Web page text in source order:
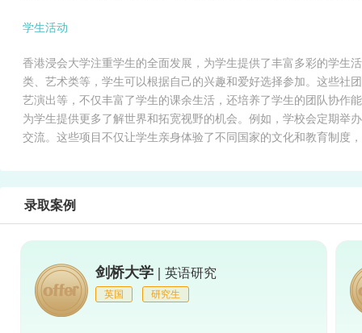
学生活动
香港浸会大学注重学生的全面发展，为学生提供了丰富多彩的学生
类、艺术类等，学生可以根据自己的兴趣和爱好选择参加。这些社
艺演出等，不仅丰富了学生的课余生活，还培养了学生的团队协作
为学生提供更多了解世界和拓宽视野的机会。例如，学校会定期举
交流。这些项目不仅让学生亲身体验了不同国家的文化和教育制度
录取案例
剑桥大学 | 英语研究
英国 研究生